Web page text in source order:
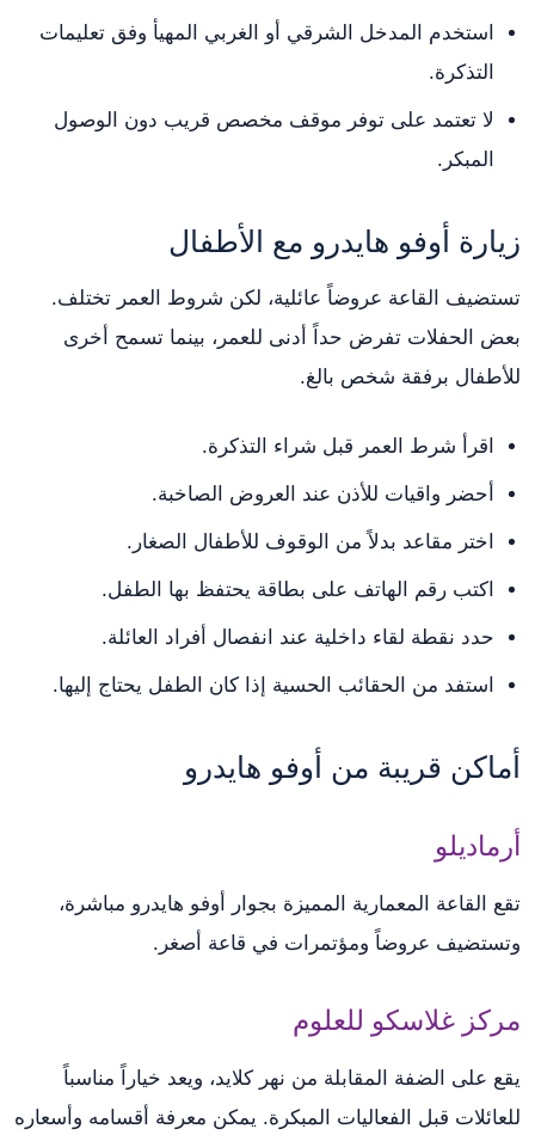
استخدم المدخل الشرقي أو الغربي المهيأ وفق تعليمات
التذكرة.
لا تعتمد على توفر موقف مخصص قريب دون الوصول
المبكر.
زيارة أوفو هايدرو مع الأطفال
تستضيف القاعة عروضاً عائلية، لكن شروط العمر تختلف.
بعض الحفلات تفرض حداً أدنى للعمر، بينما تسمح أخرى
للأطفال برفقة شخص بالغ.
اقرأ شرط العمر قبل شراء التذكرة.
أحضر واقيات للأذن عند العروض الصاخبة.
اختر مقاعد بدلاً من الوقوف للأطفال الصغار.
اكتب رقم الهاتف على بطاقة يحتفظ بها الطفل.
حدد نقطة لقاء داخلية عند انفصال أفراد العائلة.
استفد من الحقائب الحسية إذا كان الطفل يحتاج إليها.
أماكن قريبة من أوفو هايدرو
أرماديلو
تقع القاعة المعمارية المميزة بجوار أوفو هايدرو مباشرة،
وتستضيف عروضاً ومؤتمرات في قاعة أصغر.
مركز غلاسكو للعلوم
يقع على الضفة المقابلة من نهر كلايد، ويعد خياراً مناسباً
للعائلات قبل الفعاليات المبكرة. يمكن معرفة أقسامه وأسعاره